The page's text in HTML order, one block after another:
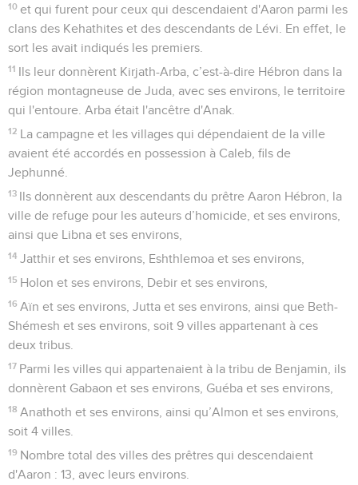
10 et qui furent pour ceux qui descendaient d'Aaron parmi les
clans des Kehathites et des descendants de Lévi. En effet, le
sort les avait indiqués les premiers.
11 Ils leur donnèrent Kirjath-Arba, c’est-à-dire Hébron dans la
région montagneuse de Juda, avec ses environs, le territoire
qui l'entoure. Arba était l'ancêtre d'Anak.
12 La campagne et les villages qui dépendaient de la ville
avaient été accordés en possession à Caleb, fils de
Jephunné.
13 Ils donnèrent aux descendants du prêtre Aaron Hébron, la
ville de refuge pour les auteurs d’homicide, et ses environs,
ainsi que Libna et ses environs,
14 Jatthir et ses environs, Eshthlemoa et ses environs,
15 Holon et ses environs, Debir et ses environs,
16 Aïn et ses environs, Jutta et ses environs, ainsi que Beth-
Shémesh et ses environs, soit 9 villes appartenant à ces
deux tribus.
17 Parmi les villes qui appartenaient à la tribu de Benjamin, ils
donnèrent Gabaon et ses environs, Guéba et ses environs,
18 Anathoth et ses environs, ainsi qu’Almon et ses environs,
soit 4 villes.
19 Nombre total des villes des prêtres qui descendaient
d'Aaron : 13, avec leurs environs.